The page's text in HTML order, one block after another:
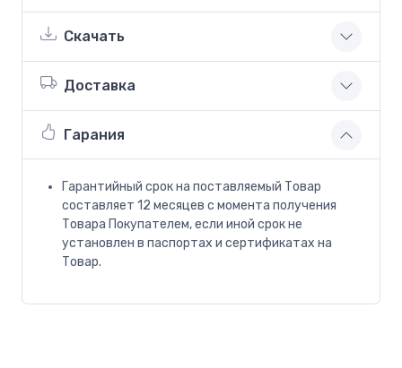
Скачать
Доставка
Гарания
Гарантийный срок на поставляемый Товар
составляет 12 месяцев с момента получения
Товара Покупателем, если иной срок не
установлен в паспортах и сертификатах на
Товар.